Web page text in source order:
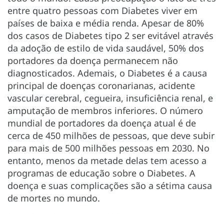
entre quatro pessoas com Diabetes viver em
países de baixa e média renda. Apesar de 80%
dos casos de Diabetes tipo 2 ser evitável através
da adoção de estilo de vida saudável, 50% dos
portadores da doença permanecem não
diagnosticados. Ademais, o Diabetes é a causa
principal de doenças coronarianas, acidente
vascular cerebral, cegueira, insuficiência renal, e
amputação de membros inferiores. O número
mundial de portadores da doença atual é de
cerca de 450 milhões de pessoas, que deve subir
para mais de 500 milhões pessoas em 2030. No
entanto, menos da metade delas tem acesso a
programas de educação sobre o Diabetes. A
doença e suas complicações são a sétima causa
de mortes no mundo.